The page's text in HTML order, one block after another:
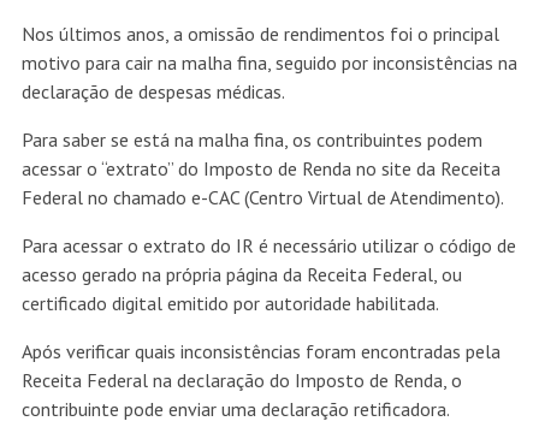
Nos últimos anos, a omissão de rendimentos foi o principal
motivo para cair na malha fina, seguido por inconsistências na
declaração de despesas médicas.
Para saber se está na malha fina, os contribuintes podem
acessar o “extrato” do Imposto de Renda no site da Receita
Federal no chamado e-CAC (Centro Virtual de Atendimento).
Para acessar o extrato do IR é necessário utilizar o código de
acesso gerado na própria página da Receita Federal, ou
certificado digital emitido por autoridade habilitada.
Após verificar quais inconsistências foram encontradas pela
Receita Federal na declaração do Imposto de Renda, o
contribuinte pode enviar uma declaração retificadora.